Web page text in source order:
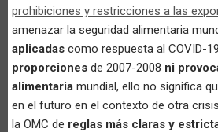
prohibiciones y restricciones a las
amenazar la seguridad alimentaria
aplicadas como respuesta al COVID-19
proporciones de 2007-2008 ni
alimentaria mundial, ello no significa
en el futuro en el contexto de otra
la OMC de reglas más claras y